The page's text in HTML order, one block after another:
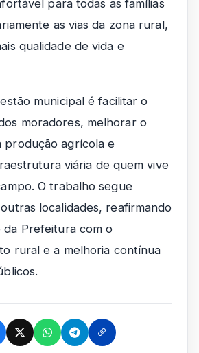
para todas as famílias
as vias da zona rural,
qualidade de vida e
municipal é facilitar o
moradores, melhorar o
produção agrícola e
viária de quem vive
O trabalho segue
localidades, reafirmando
da Prefeitura com o
rural e a melhoria contínua